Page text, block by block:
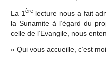
La 1 èrelecture nous a fait
la Sunamite à l’égard du
celle de l’Evangile, nous
« Qui vous accueille, c’est